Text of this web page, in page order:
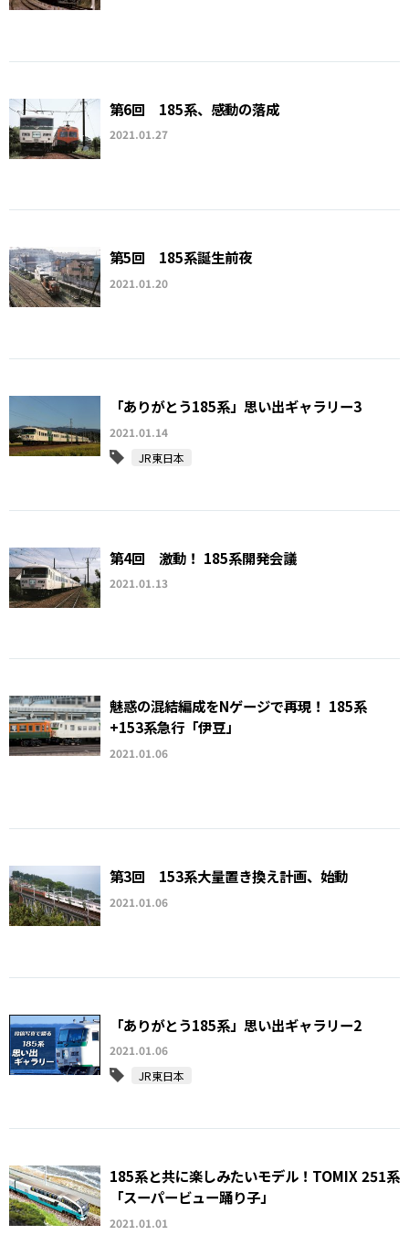
第6回 185系、感動の落成
2021.01.27
第5回 185系誕生前夜
2021.01.20
「ありがとう185系」思い出ギャラリー3
2021.01.14
JR東日本
第4回 激動！ 185系開発会議
2021.01.13
魅惑の混結編成をNゲージで再現！ 185系
+153系急行「伊豆」
2021.01.06
第3回 153系大量置き換え計画、始動
2021.01.06
「ありがとう185系」思い出ギャラリー2
2021.01.06
JR東日本
185系と共に楽しみたいモデル！TOMIX 251系
「スーパービュー踊り子」
2021.01.01